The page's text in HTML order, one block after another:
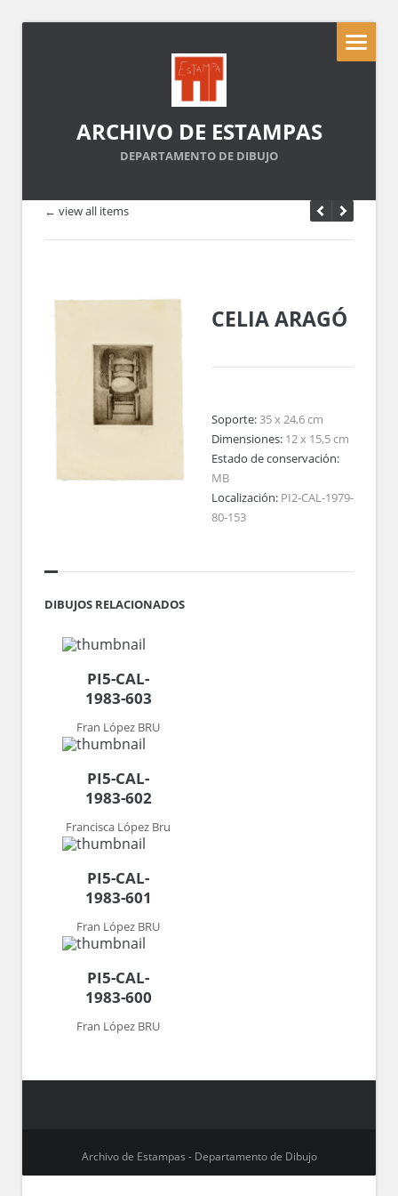
ARCHIVO DE ESTAMPAS
DEPARTAMENTO DE DIBUJO
← view all items
CELIA ARAGÓ
Soporte:35 x 24,6 cm
Dimensiones: 12 x 15,5 cm
Estado de conservación:
MB
Localización: PI2-CAL-1979-
80-153
DIBUJOS RELACIONADOS
PI5-CAL-
1983-603
Fran López BRU
PI5-CAL-
1983-602
Francisca López Bru
PI5-CAL-
1983-601
Fran López BRU
PI5-CAL-
1983-600
Fran López BRU
Archivo de Estampas - Departamento de Dibujo